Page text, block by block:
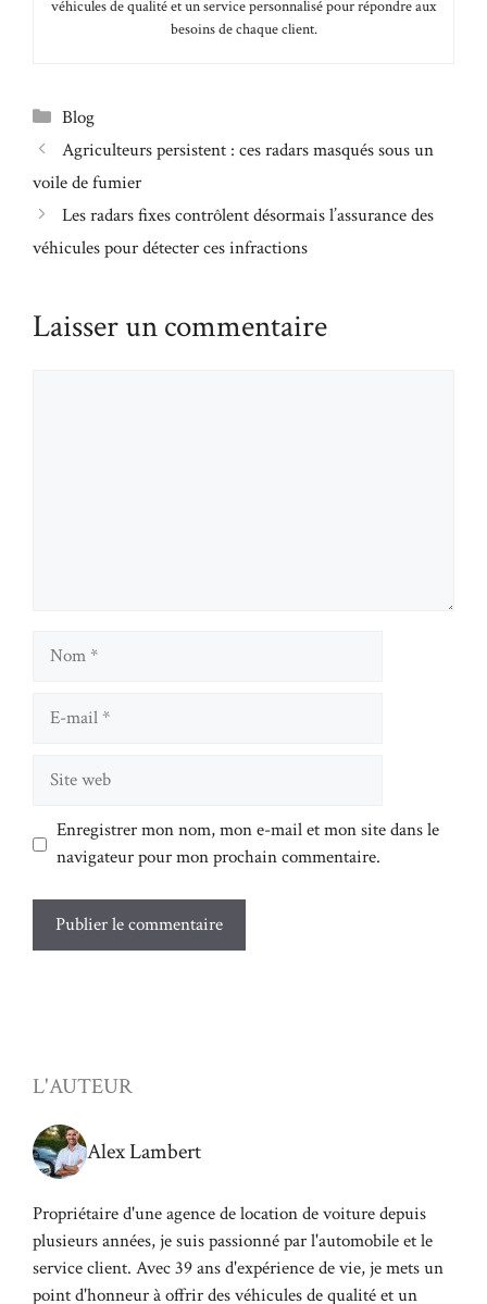
véhicules de qualité et un service personnalisé pour répondre aux
besoins de chaque client.
Catégories
Blog
Agriculteurs persistent : ces radars masqués sous un
voile de fumier
Les radars fixes contrôlent désormais l’assurance des
véhicules pour détecter ces infractions
Laisser un commentaire
Enregistrer mon nom, mon e-mail et mon site dans le
navigateur pour mon prochain commentaire.
L'AUTEUR
Alex Lambert
Propriétaire d'une agence de location de voiture depuis
plusieurs années, je suis passionné par l'automobile et le
service client. Avec 39 ans d'expérience de vie, je mets un
point d'honneur à offrir des véhicules de qualité et un